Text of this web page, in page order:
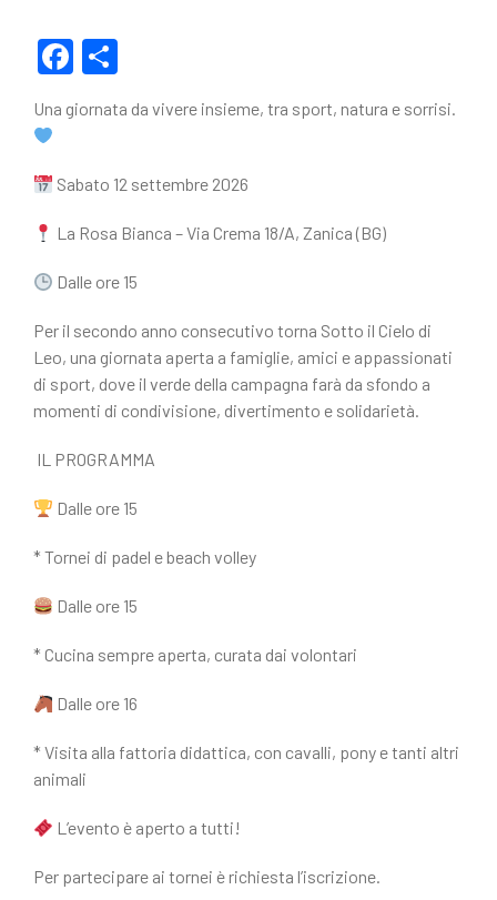
F
a
c
b
o
o
n
vi
di
Una giornata da vivere insieme, tra sport, natura e sorrisi.
Sabato 12 settembre 2026
La Rosa Bianca – Via Crema 18/A, Zanica (BG)
Dalle ore 15
Per il secondo anno consecutivo torna Sotto il Cielo di
Leo, una giornata aperta a famiglie, amici e appassionati
di sport, dove il verde della campagna farà da sfondo a
momenti di condivisione, divertimento e solidarietà.
IL PROGRAMMA
Dalle ore 15
* Tornei di padel e beach volley
Dalle ore 15
* Cucina sempre aperta, curata dai volontari
Dalle ore 16
* Visita alla fattoria didattica, con cavalli, pony e tanti altri
animali
L’evento è aperto a tutti!
Per partecipare ai tornei è richiesta l’iscrizione.